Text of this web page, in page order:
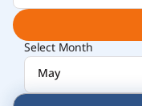
Select Month
May